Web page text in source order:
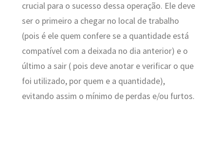
crucial para o sucesso dessa operação. Ele deve
ser o primeiro a chegar no local de trabalho
(pois é ele quem confere se a quantidade está
compatível com a deixada no dia anterior) e o
último a sair ( pois deve anotar e verificar o que
foi utilizado, por quem e a quantidade),
evitando assim o mínimo de perdas e/ou furtos.